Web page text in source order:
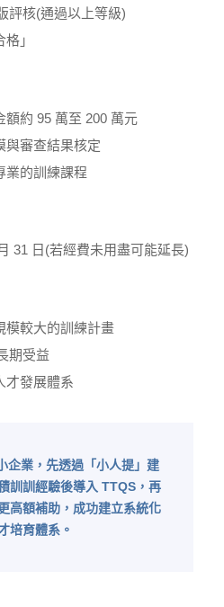
評核(通過以上等級)
」
約 95 萬至 200 萬元
與審查結果核定
業的訓練課程
31 日(若經費未用盡可能延長)
模較大的訓練計畫
期受益
才發展體系
企業，先透過「小人提」建
訓訓經驗後導入 TTQS，再
高額補助，成功建立系統化
培育體系。